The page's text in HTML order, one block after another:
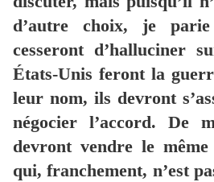
d’autre choix, je
cesseront d’halluciner
États-Unis feront la
leur nom, ils devront
négocier l’accord. De
devront vendre le
qui, franchement, n’est